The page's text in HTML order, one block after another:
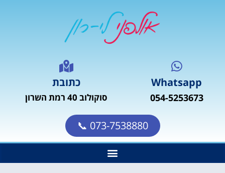
Whatsapp
054-5253673
כתובת
סוקולוב 40 רמת השרון
073-7538880 📞